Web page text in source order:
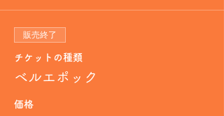
販売終了
チケットの種類
ベルエポック
価格